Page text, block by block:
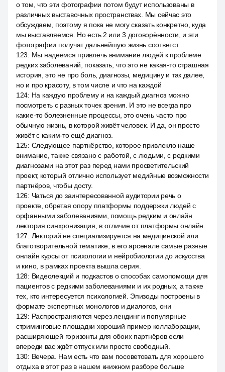
о том, что эти фотографии потом будут использованы в
различных выставочных пространствах. Мы сейчас это
обсуждаем, поэтому я пока не могу сказать конкретно, куда
мы выставляемся. Но есть 2 или 3 договорённости, и эти
фотографии получат дальнейшую жизнь соответст.
123: Мы надеемся привлечь внимание людей к проблеме
редких заболеваний, показать, что это не какая-то страшная
история, это не про боль, диагнозы, медицину и так далее,
но и про красоту, в том числе и что на каждой
124: На каждую проблему и на каждый диагноз можно
посмотреть с разных точек зрения. И это не всегда про
какие-то болезненные процессы, это очень часто про
обычную жизнь, в которой живёт человек. И да, он просто
живёт с каким-то ещё диагноз.
125: Следующее партнёрство, которое привлекло наше
внимание, также связано с работой, с людьми, с редкими
диагнозами на этот раз перед нами просветительский
проект, который отлично использует медийные возможности
партнёров, чтобы досту.
126: Чаться до заинтересованной аудитории речь о
проекте, обретая опору платформы поддержки людей с
орфанными заболеваниями, помощь редким и онлайн
лектория синхронизация, в отличие от платформы онлайн.
127: Лекторий не специализируется на медицинской или
благотворительной тематике, в его арсенале самые разные
онлайн курсы от психологии и нейробиологии до искусства
и кино, в рамках проекта вышла серия.
128: Видеолекций и подкастов о способах самопомощи для
пациентов с редкими заболеваниями и их родных, а также
тех, кто интересуется психологией. Эпизоды построены в
формате экспертных монологов и диалогов, они
129: Распространяются через лендинг и популярные
стриминговые площадки хороший пример коллаборации,
расширяющей горизонты для обоих партнёров если
впереди вас ждёт отпуск или просто свободный.
130: Вечера. Нам есть что вам посоветовать для хорошего
отдыха в этот раз в нашем книжном разборе больше